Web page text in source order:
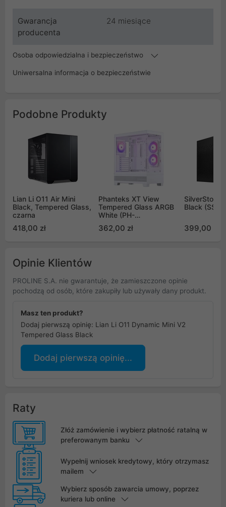
Gwarancja
producenta
24 miesiące
Osoba odpowiedzialna i bezpieczeństwo
Uniwersalna informacja o bezpieczeństwie
Podobne Produkty
Lian Li O11 Air Mini
Black, Tempered Glass,
czarna
418,00 zł
Phanteks XT View
Tempered Glass ARGB
White (PH-
XT523V1_DWT01)
362,00 zł
SilverStone
Black (SST-
399,00 zł
Opinie Klientów
PROLINE S.A. nie gwarantuje, że zamieszczone opinie
pochodzą od osób, które zakupiły lub używały dany produkt.
Masz ten produkt?
Dodaj pierwszą opinię: Lian Li O11 Dynamic Mini V2
Tempered Glass Black
Dodaj pierwszą opinię...
Raty
Złóż zamówienie i wybierz płatność ratalną w
preferowanym banku
Wypełnij wniosek kredytowy, który otrzymasz
mailem
Wybierz sposób zawarcia umowy, poprzez
kuriera lub online